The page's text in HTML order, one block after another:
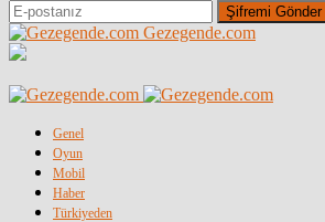
Gezegende.com
Genel
Oyun
Mobil
Haber
Türkiyeden